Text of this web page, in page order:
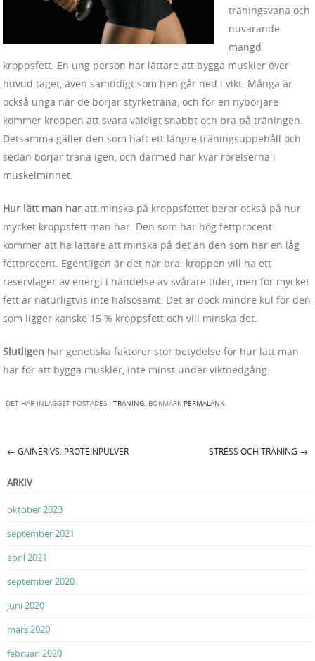
träningsvana och
nuvarande
mängd
kroppsfett. En ung person har lättare att bygga muskler över
huvud taget, även samtidigt som hen går ned i vikt. Många är
också unga när de börjar styrketräna, och för en nybörjare
kommer kroppen att svara väldigt snabbt och bra på träningen.
Detsamma gäller den som haft ett längre träningsuppehåll och
sedan börjar träna igen, och därmed har kvar rörelserna i
muskelminnet.
Hur lätt man har att minska på kroppsfettet beror också på hur
mycket kroppsfett man har. Den som har hög fettprocent
kommer att ha lättare att minska på det än den som har en låg
fettprocent. Egentligen är det här bra: kroppen vill ha ett
reservlager av energi i händelse av svårare tider, men för mycket
fett är naturligtvis inte hälsosamt. Det är dock mindre kul för den
som ligger kanske 15 % kroppsfett och vill minska det.
Slutligen har genetiska faktorer stor betydelse för hur lätt man
har för att bygga muskler, inte minst under viktnedgång.
DET HÄR INLÄGGET POSTADES I TRÄNING. BOKMÄRK PERMALÄNK.
Post navigation
← GAINER VS. PROTEINPULVER STRESS OCH TRÄNING →
ARKIV
oktober 2023
september 2021
april 2021
september 2020
juni 2020
mars 2020
februari 2020